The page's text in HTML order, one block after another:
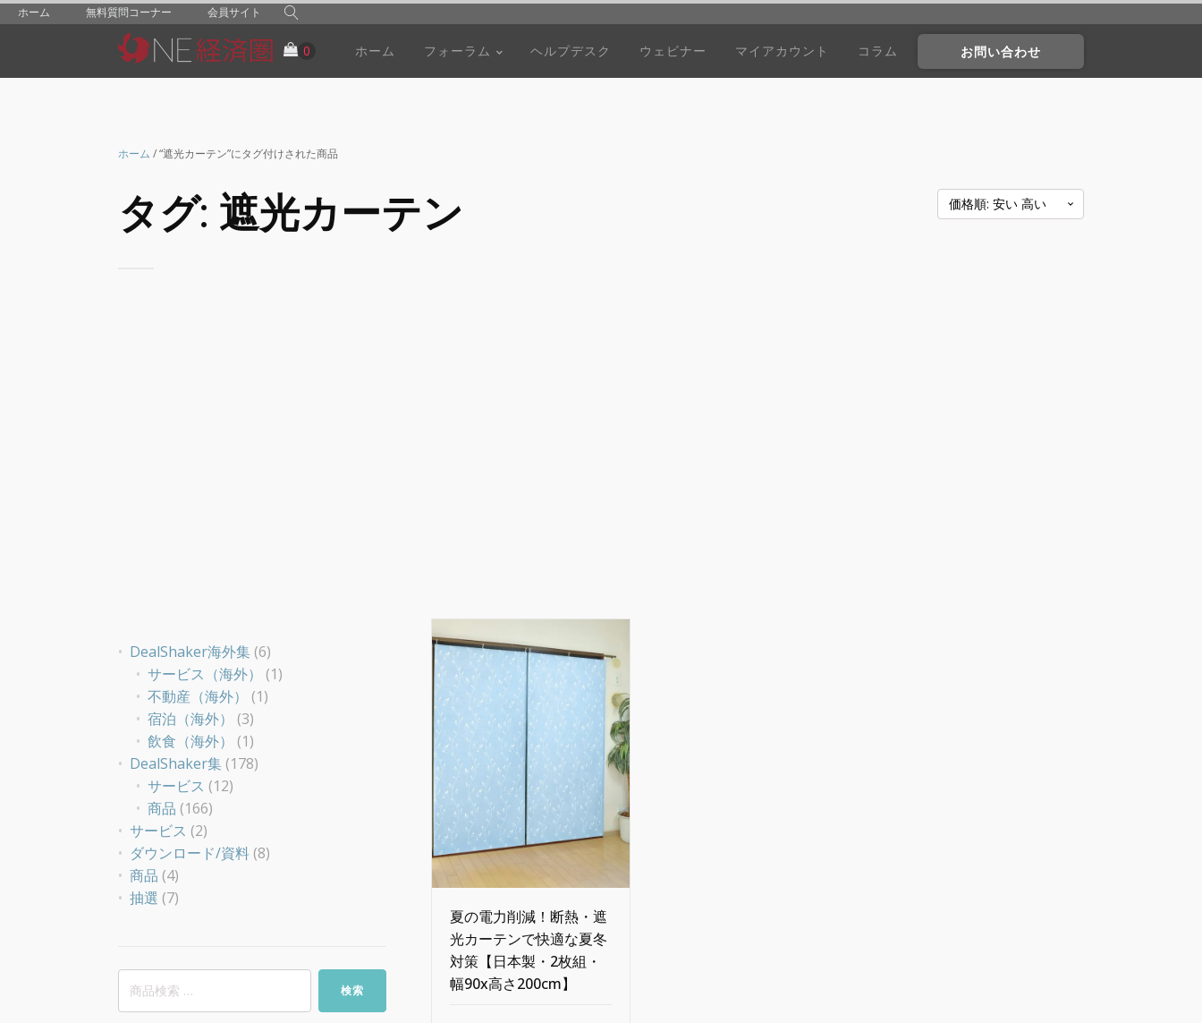
ホーム 無料質問コーナー 会員サイト
ホーム フォーラム ヘルプデスク ウェビナー マイアカウント コラム お問い合わせ
ホーム / “遮光カーテン”にタグ付けされた商品
タグ: 遮光カーテン
DealShaker海外集 (6)
サービス（海外）
(1)
不動産（海外）
(1)
宿泊（海外）
(3)
飲食（海外）
(1)
DealShaker集 (178)
サービス (12)
商品 (166)
サービス (2)
ダウンロード/資料 (8)
商品 (4)
抽選 (7)
検索
夏の電力削減！断熱・遮
光カーテンで快適な夏冬
対策【日本製・2枚組・
幅90x高さ200cm】